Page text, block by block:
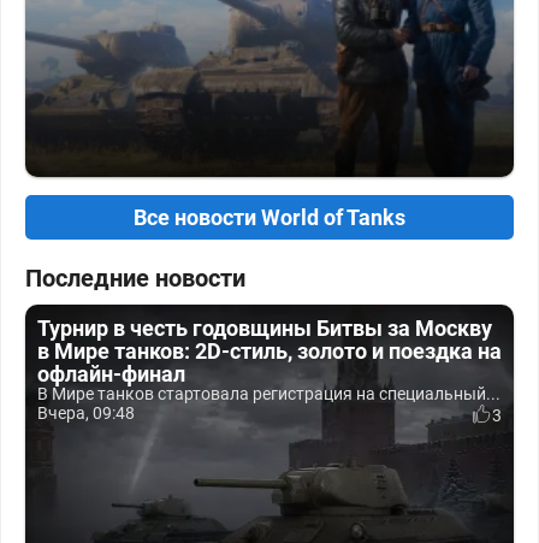
Все новости World of Tanks
Последние новости
Турнир в честь годовщины Битвы за Москву
в Мире танков: 2D-стиль, золото и поездка на
офлайн-финал
В Мире танков стартовала регистрация на специальный...
Вчера, 09:48
3